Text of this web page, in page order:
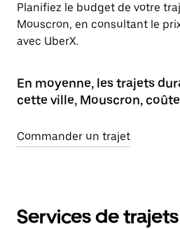
Planifiez le budget de votre
Mouscron, en consultant le
avec UberX.
En moyenne, les trajets
cette ville, Mouscron,
Commander un trajet
Services de